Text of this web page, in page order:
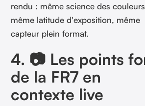
rendu : même science des
même latitude d'exposition, même
capteur plein format.
4. 📷 Les points
de la FR7 en
contexte live